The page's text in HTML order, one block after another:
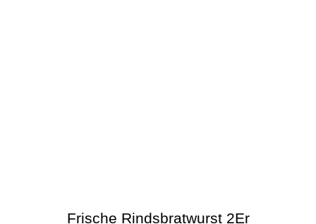
Frische Rindsbratwurst 2Er